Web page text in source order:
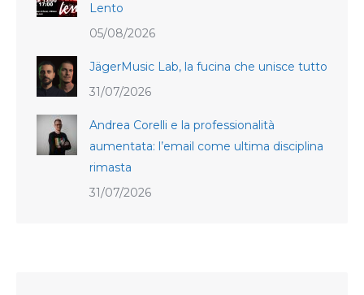
Lento
05/08/2026
JägerMusic Lab, la fucina che unisce tutto
31/07/2026
Andrea Corelli e la professionalità
aumentata: l’email come ultima disciplina
rimasta
31/07/2026